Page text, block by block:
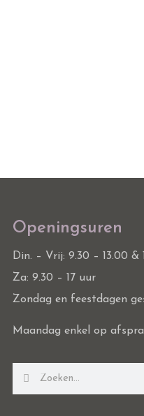
Openingsuren
Din. – Vrij: 9.30 – 13.00 &
Za: 9.30 – 17 uur
Zondag en feestdagen
Maandag enkel op